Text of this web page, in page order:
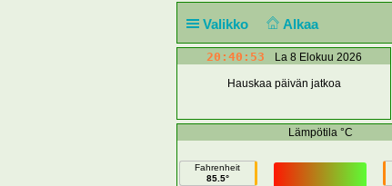
Valikko Alkaa
20:40:53 La 8 Elokuu 2026
Hauskaa päivän jatkoa
Lämpötila °C
Fahrenheit
85.5°